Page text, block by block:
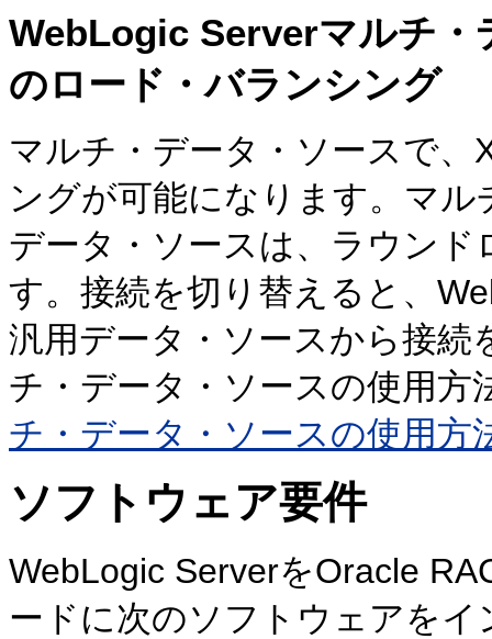
WebLogic Serverマルチ・
のロード・バランシング
マルチ・データ・ソースで
ングが可能になります。マ
データ・ソースは、ラウン
す。接続を切り替えると、
汎用データ・ソースから接続
チ・データ・ソースの使用方
チ・データ・ソースの使用方
ソフトウェア要件
WebLogic ServerをOracle
ードに次のソフトウェアを